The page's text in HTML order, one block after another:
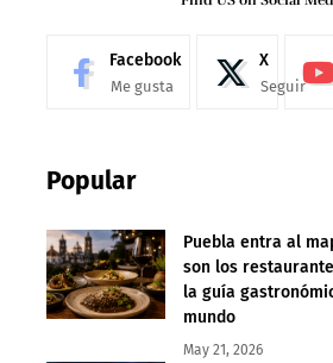
Facebook
Me gusta
X
Seguir
Popular
Puebla entra al
son los
la guía
mundo
May 21, 2026